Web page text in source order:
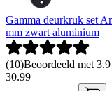
Gamma deurkruk set
mm zwart aluminium
(10)Beoordeeld met
30.99